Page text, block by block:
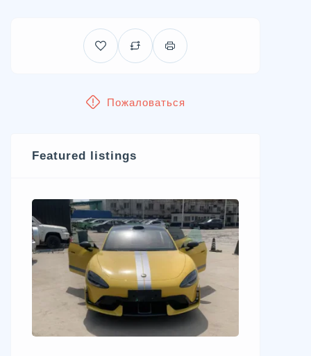
Пожаловаться
Featured listings